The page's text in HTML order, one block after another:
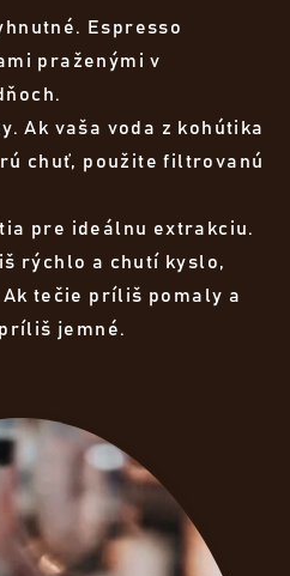
Espresso
praženými v
Ak vaša voda z kohútika
chuť, použite filtrovanú
pre ideálnu extrakciu.
rýchlo a chutí kyslo,
tečie príliš pomaly a
jemné.